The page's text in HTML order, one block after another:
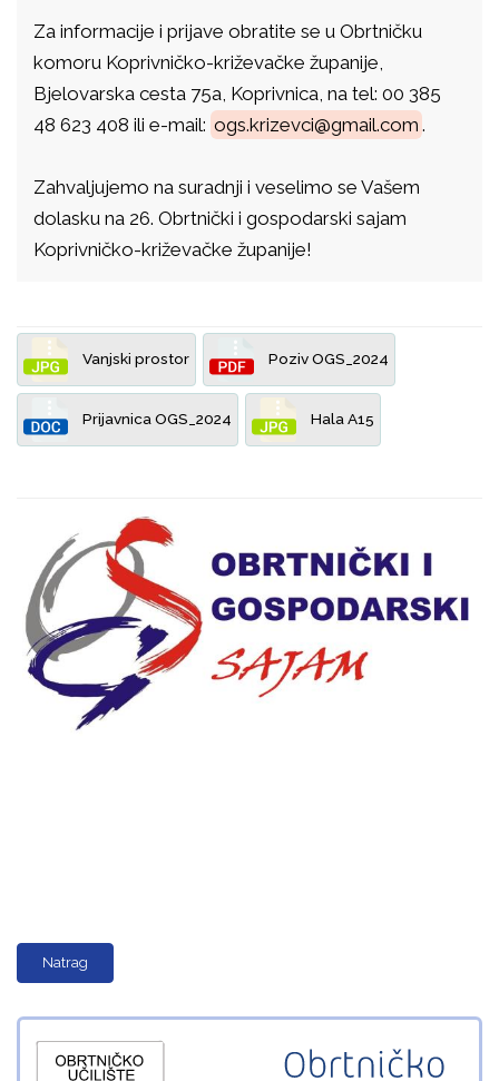
Za informacije i prijave obratite se u Obrtničku
komoru Koprivničko-križevačke županije,
Bjelovarska cesta 75a, Koprivnica, na tel: 00 385
48 623 408 ili e-mail: ogs.krizevci@gmail.com .
Zahvaljujemo na suradnji i veselimo se Vašem
dolasku na 26. Obrtnički i gospodarski sajam
Koprivničko-križevačke županije!
Vanjski prostor Poziv OGS_2024
Prijavnica OGS_2024 Hala A15
Natrag